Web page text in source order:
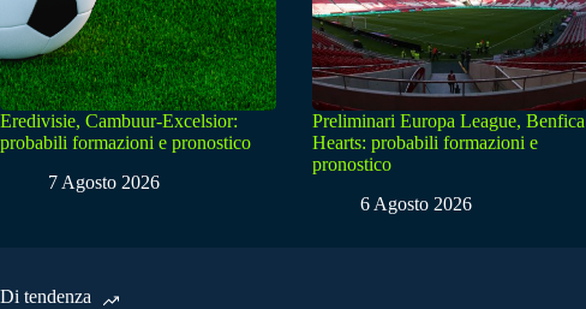
Eredivisie, Cambuur-Excelsior:
probabili formazioni e pronostico
7 Agosto 2026
Preliminari Europa League, Benfica
Hearts: probabili formazioni e
pronostico
6 Agosto 2026
Di tendenza